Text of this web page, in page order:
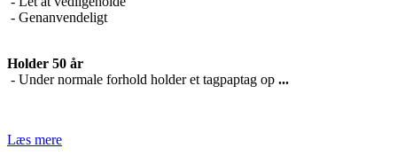
- Genanvendeligt
Holder 50 år
- Under normale forhold holder et tagpaptag op ...
Læs mere